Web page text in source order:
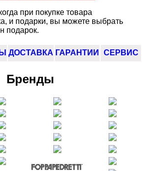
при покупке товара
и подарки, вы можете выбрать
подарок.
ДОСТАВКА ГАРАНТИИ СЕРВИС
Бренды